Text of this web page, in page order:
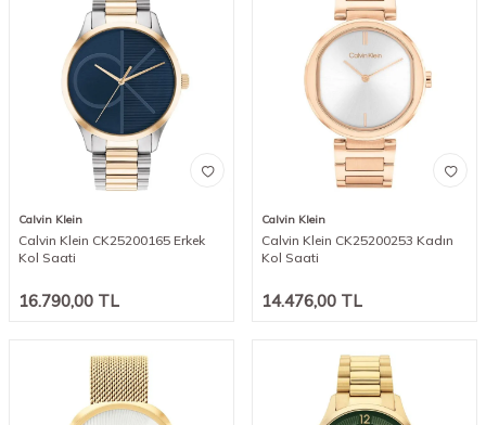
Calvin Klein
Calvin Klein CK25200165 Erkek
Kol Saati
16.790,00 TL
Calvin Klein
Calvin Klein CK25200253 Kadın
Kol Saati
14.476,00 TL